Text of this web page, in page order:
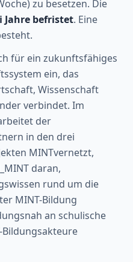
zu besetzen. Die
Jahre befristet. Eine
für ein zukunftsfähiges
ein, das
Wissenschaft
verbindet. Im
der
in den drei
MINTvernetzt,
daran,
rund um die
MINT-Bildung
an schulische
Bildungsakteure